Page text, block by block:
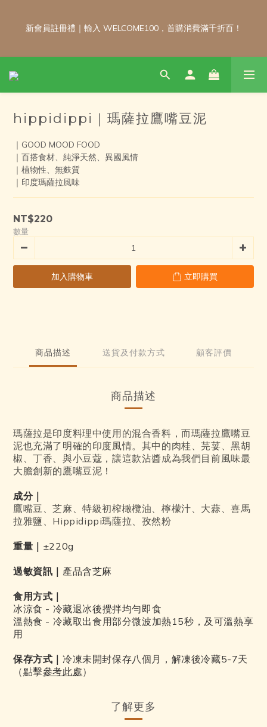
新會員註冊禮｜輸入 WELCOME100，首購消費滿千折百！
新會員註冊禮｜輸入 WELCOME100，首購消費滿千折百！
\ 免運門檻調整公告 / 6月1日起，常溫商品消費滿2,000免運！低溫
商品消費滿3,000免運！（僅限本島）
每月 8 號會員日｜小超市自製商品不限金額享 9 折優惠！！把握
會員日官網下單：自製無麩麵包、餅乾甜點、冷凍料理包通通享優
惠！
新會員註冊禮｜輸入 WELCOME100，首購消費滿千折百！
hippidippi｜瑪薩拉鷹嘴豆泥
｜GOOD MOOD FOOD
｜百搭食材、純淨天然、異國風情
｜植物性、無麩質
｜印度瑪薩拉風味
NT$220
數量
加入購物車 立即購買
商品描述 送貨及付款方式 顧客評價
商品描述
瑪薩拉是印度料理中使用的混合香料，而瑪薩拉鷹嘴豆
泥也充滿了明確的印度風情。其中的肉桂、芫荽、黑胡
椒、丁香、與小豆蔻，讓這款沾醬成為我們目前風味最
大膽創新的鷹嘴豆泥！
成分｜
鷹嘴豆、芝麻、特級初榨橄欖油、檸檬汁、大蒜、喜馬
拉雅鹽、Hippidippi瑪薩拉、孜然粉
重量｜ ±220g
過敏資訊｜ 產品含芝麻
食用方式｜
冰涼食 - 冷藏退冰後攪拌均勻即食
溫熱食 - 冷藏取出食用部分微波加熱15秒，及可溫熱享
用
保存方式 ｜冷凍未開封保存八個月，解凍後冷藏5-7天
（點擊參考此處）
了解更多